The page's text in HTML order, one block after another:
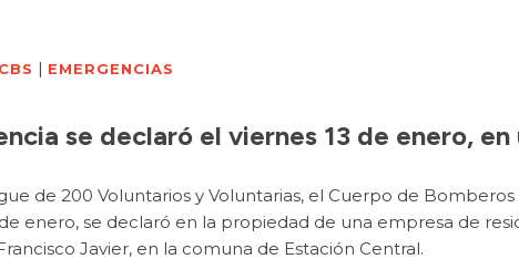
| EMERGENCIAS
se declaró el viernes 13 de enero,
de 200 Voluntarios y Voluntarias, el Cuerpo de
enero, se declaró en la propiedad de una empresa de
Javier, en la comuna de Estación Central.